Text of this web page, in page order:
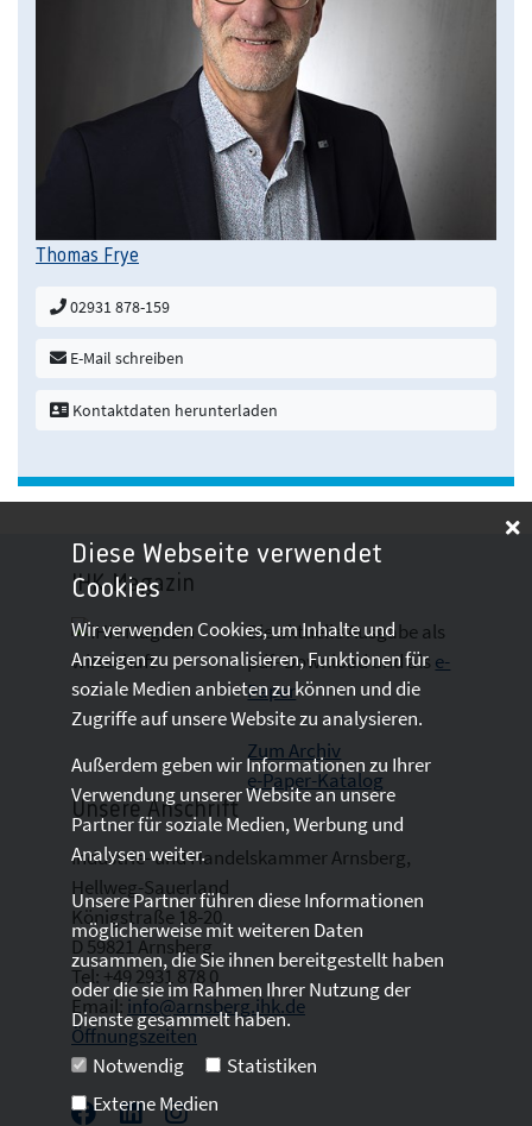
Thomas Frye
02931 878-159
E-Mail schreiben
Kontaktdaten herunterladen
IHK-Magazin
Die aktuelle Ausgabe als
pdf- Downloadund als e-
Paper
Zum Archiv
e-Paper-Katalog
Unsere Anschrift
Industrie- und Handelskammer Arnsberg,
Hellweg-Sauerland
Königstraße 18-20
D 59821 Arnsberg
Tel: +49 2931 878 0
Email: info@arnsberg.ihk.de
Öffnungszeiten
Diese Webseite verwendet
Cookies
Wir verwenden Cookies, um Inhalte und
Anzeigen zu personalisieren, Funktionen für
soziale Medien anbieten zu können und die
Zugriffe auf unsere Website zu analysieren.
Außerdem geben wir Informationen zu Ihrer
Verwendung unserer Website an unsere
Partner für soziale Medien, Werbung und
Analysen weiter.
Unsere Partner führen diese Informationen
möglicherweise mit weiteren Daten
zusammen, die Sie ihnen bereitgestellt haben
oder die sie im Rahmen Ihrer Nutzung der
Dienste gesammelt haben.
Notwendig
Statistiken
Externe Medien